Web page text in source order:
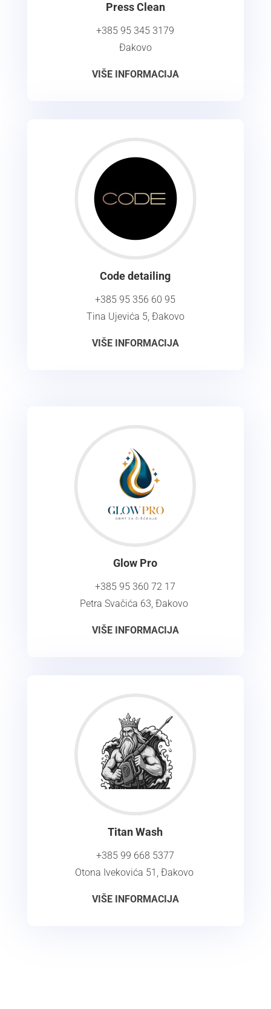
Press Clean
+385 95 345 3179
Đakovo
VIŠE INFORMACIJA
Code detailing
+385 95 356 60 95
Tina Ujevića 5, Đakovo
VIŠE INFORMACIJA
Glow Pro
+385 95 360 72 17
Petra Svačića 63, Ðakovo
VIŠE INFORMACIJA
Titan Wash
+385 99 668 5377
Otona Ivekovića 51, Đakovo
VIŠE INFORMACIJA